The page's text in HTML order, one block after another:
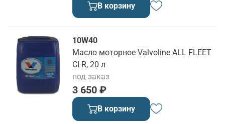
В корзину
10W40
Масло моторное Valvoline ALL FLEET
CI-R, 20 л
3 650 ₽
под заказ
В корзину